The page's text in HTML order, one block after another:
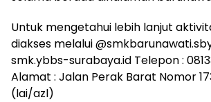
Untuk mengetahui lebih lanjut
diakses melalui
smk.ybbs-surabaya.id Telepon :
Alamat : Jalan Perak Barat Nomor
(lai/azl)